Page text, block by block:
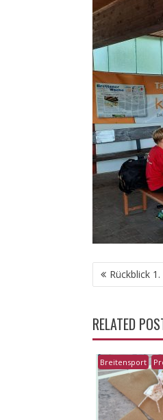
Rückblick
RELATED
Breitensport